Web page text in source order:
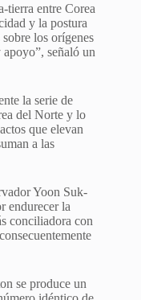
tierra entre Corea
y la postura
los orígenes
señaló un
la serie de
del Norte y lo
que elevan
a las
Yoon Suk-
endurecer la
conciliadora con
se produce un